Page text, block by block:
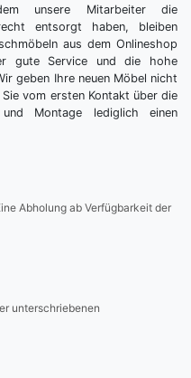
unsere Mitarbeiter die
entsorgt haben, bleiben
aus dem Onlineshop
gute Service und die hohe
geben Ihre neuen Möbel nicht
vom ersten Kontakt über die
Montage lediglich einen
Abholung ab Verfügbarkeit der
unterschriebenen